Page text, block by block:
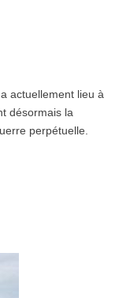
actuellement lieu à
désormais la
perpétuelle.